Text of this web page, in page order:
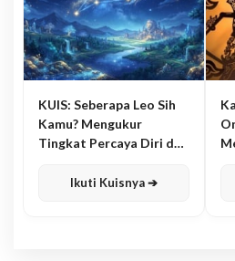
KUIS: Seberapa Leo Sih
Kamu? Mengukur
Tingkat Percaya Diri dan
Ikuti Kuisnya ➔